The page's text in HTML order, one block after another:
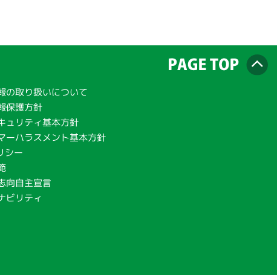
の取り扱いについて
保護方針
ュリティ基本方針
ーハラスメント基本方針
シー
向自主宣言
ビリティ